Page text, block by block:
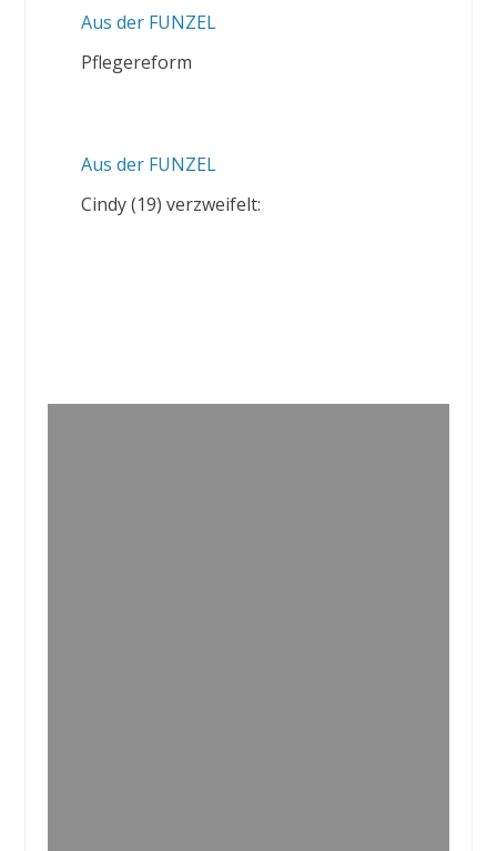
Aus der FUNZEL
Pflegereform
Aus der FUNZEL
Cindy (19) verzweifelt: